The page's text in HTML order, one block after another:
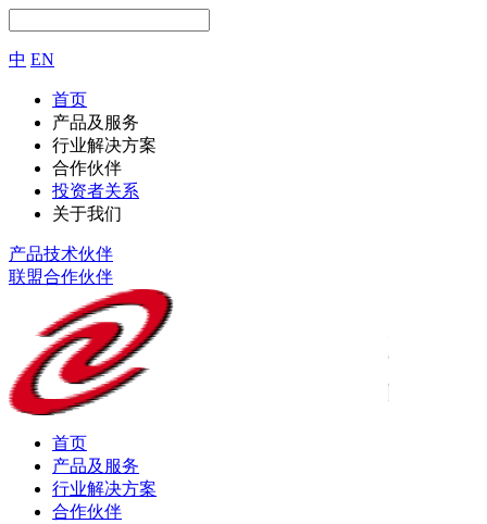
中 EN
首页
产品及服务
行业解决方案
合作伙伴
投资者关系
关于我们
产品技术伙伴
联盟合作伙伴
首页
产品及服务
行业解决方案
合作伙伴